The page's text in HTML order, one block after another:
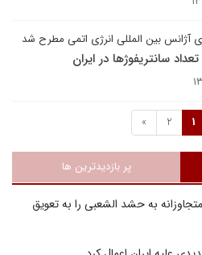
آژانس بین المللی انرژی اتمی مطرح شد
1
2
»
پر بازدیدترین ها
به حشد الشعبی را به تعویق